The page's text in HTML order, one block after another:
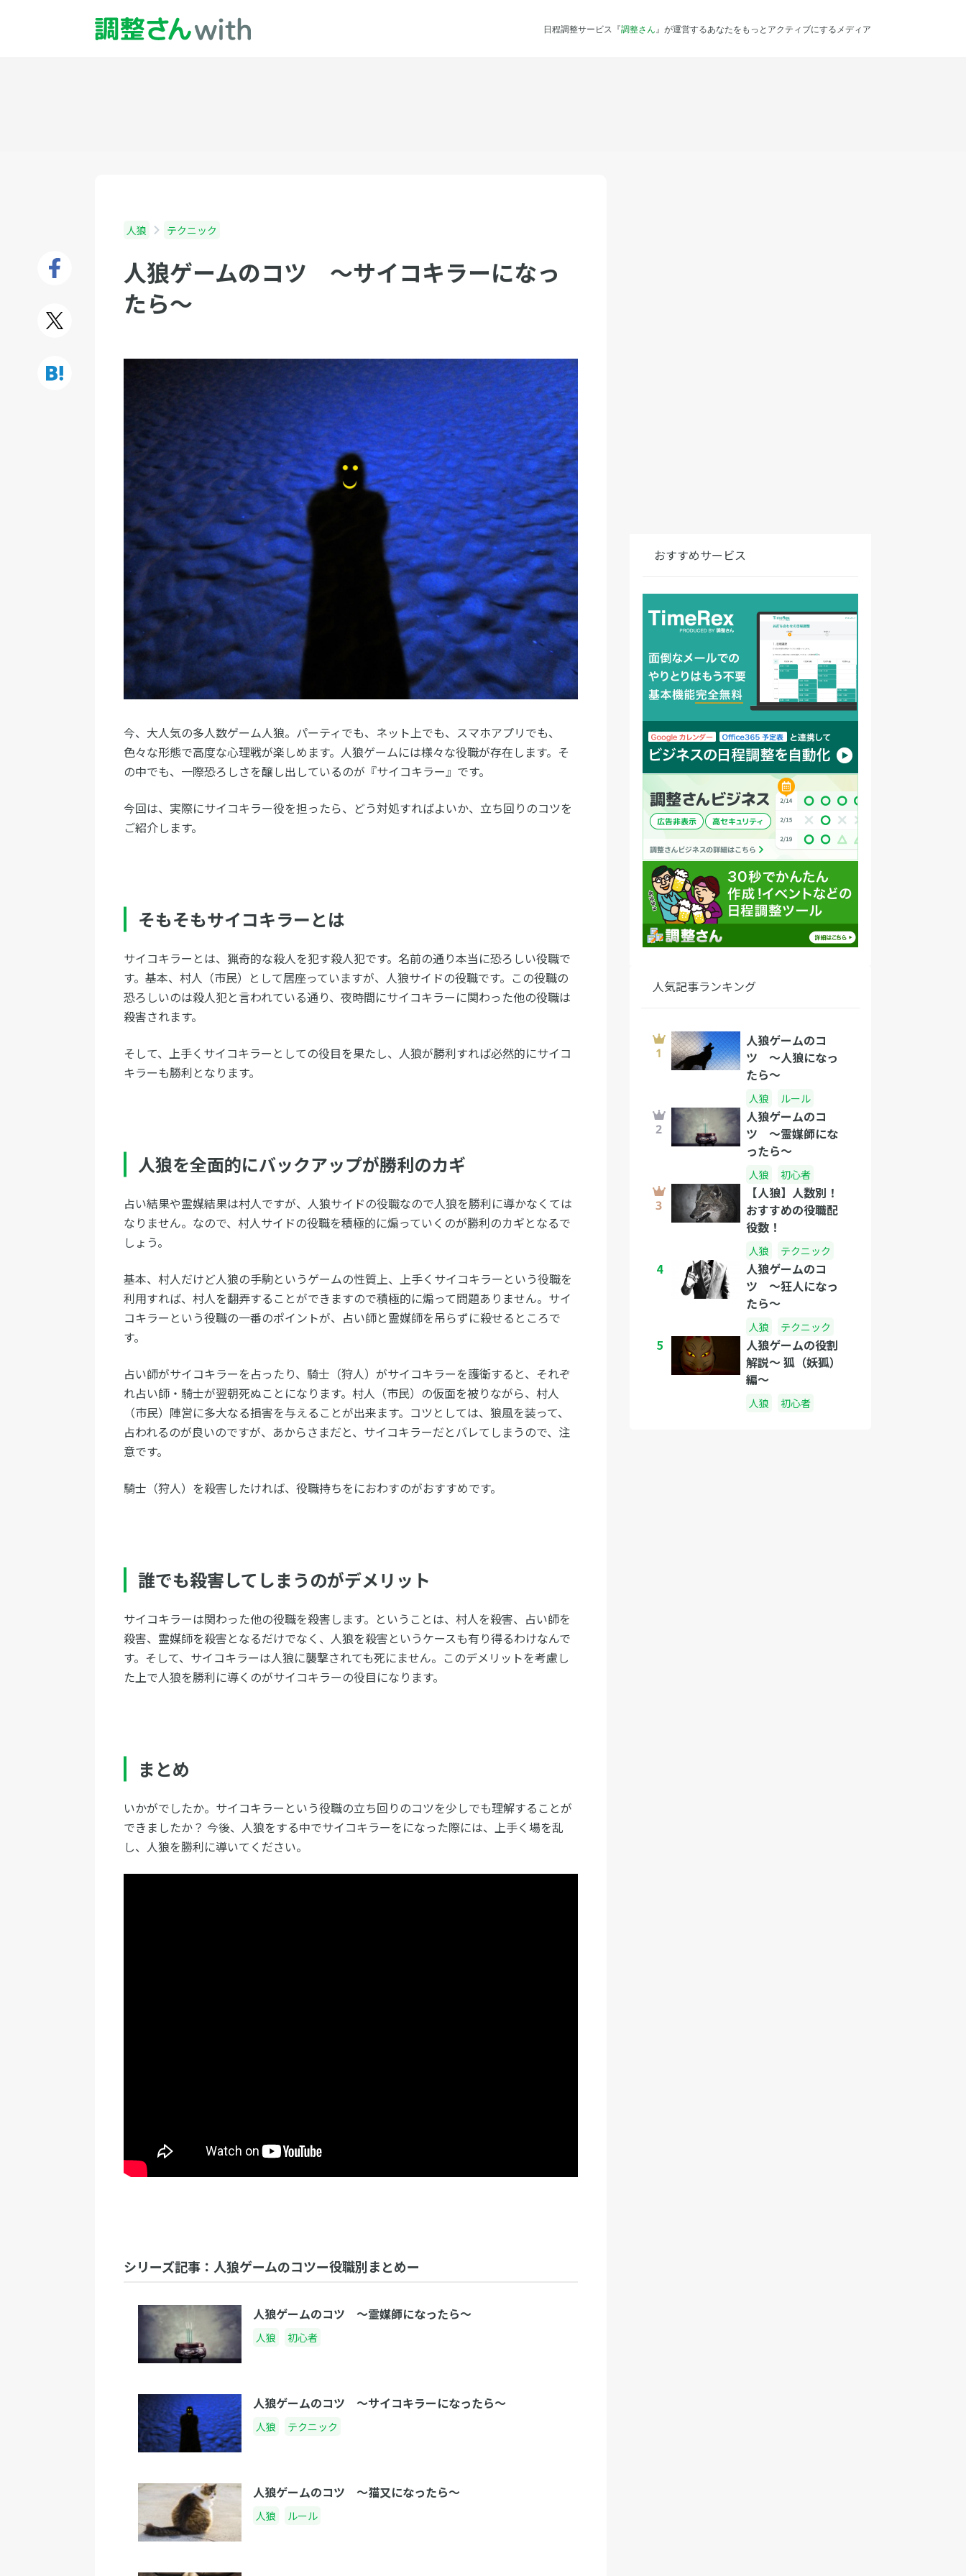
日程調整サービス『調整さん 』が運営するあなたをもっとアクティブにするメディア
人狼 テクニック
人狼ゲームのコツ 〜サイコキラーになっ
たら〜
今、大人気の多人数ゲーム人狼。パーティでも、ネット上でも、スマホアプリでも、
色々な形態で高度な心理戦が楽しめます。人狼ゲームには様々な役職が存在します。そ
の中でも、一際恐ろしさを醸し出しているのが『サイコキラー』です。
今回は、実際にサイコキラー役を担ったら、どう対処すればよいか、立ち回りのコツを
ご紹介します。
そもそもサイコキラーとは
サイコキラーとは、猟奇的な殺人を犯す殺人犯です。名前の通り本当に恐ろしい役職で
す。基本、村人（市民）として居座っていますが、人狼サイドの役職です。この役職の
恐ろしいのは殺人犯と言われている通り、夜時間にサイコキラーに関わった他の役職は
殺害されます。
そして、上手くサイコキラーとしての役目を果たし、人狼が勝利すれば必然的にサイコ
キラーも勝利となります。
人狼を全面的にバックアップが勝利のカギ
占い結果や霊媒結果は村人ですが、人狼サイドの役職なので人狼を勝利に導かなくては
なりません。なので、村人サイドの役職を積極的に煽っていくのが勝利のカギとなるで
しょう。
基本、村人だけど人狼の手駒というゲームの性質上、上手くサイコキラーという役職を
利用すれば、村人を翻弄することができますので積極的に煽って問題ありません。サイ
コキラーという役職の一番のポイントが、占い師と霊媒師を吊らずに殺せるところで
す。
占い師がサイコキラーを占ったり、騎士（狩人）がサイコキラーを護衛すると、それぞ
れ占い師・騎士が翌朝死ぬことになります。村人（市民）の仮面を被りながら、村人
（市民）陣営に多大なる損害を与えることが出来ます。コツとしては、狼風を装って、
占われるのが良いのですが、あからさまだと、サイコキラーだとバレてしまうので、注
意です。
騎士（狩人）を殺害したければ、役職持ちをにおわすのがおすすめです。
誰でも殺害してしまうのがデメリット
サイコキラーは関わった他の役職を殺害します。ということは、村人を殺害、占い師を
殺害、霊媒師を殺害となるだけでなく、人狼を殺害というケースも有り得るわけなんで
す。そして、サイコキラーは人狼に襲撃されても死にません。このデメリットを考慮し
た上で人狼を勝利に導くのがサイコキラーの役目になります。
まとめ
いかがでしたか。サイコキラーという役職の立ち回りのコツを少しでも理解することが
できましたか？ 今後、人狼をする中でサイコキラーをになった際には、上手く場を乱
し、人狼を勝利に導いてください。
シリーズ記事：人狼ゲームのコツー役職別まとめー
人狼ゲームのコツ 〜霊媒師になったら〜
人狼 初心者
人狼ゲームのコツ 〜サイコキラーになったら〜
人狼 テクニック
人狼ゲームのコツ 〜猫又になったら〜
人狼 ルール
おすすめサービス
人気記事ランキング
人狼ゲームのコ
ツ 〜人狼になっ
たら〜
人狼 ルール
人狼ゲームのコ
ツ 〜霊媒師にな
ったら〜
人狼 初心者
【人狼】人数別！
おすすめの役職配
役数！
人狼 テクニック
4
人狼ゲームのコ
ツ 〜狂人になっ
たら〜
人狼 テクニック
5
人狼ゲームの役割
解説〜 狐（妖狐）
編〜
人狼 初心者